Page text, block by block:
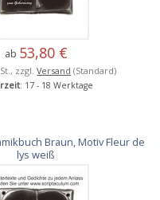
ab 53,80 €
zzgl.Versand (Standard)
: 17 - 18 Werktage
Braun, Motiv Fleur de
lys weiß